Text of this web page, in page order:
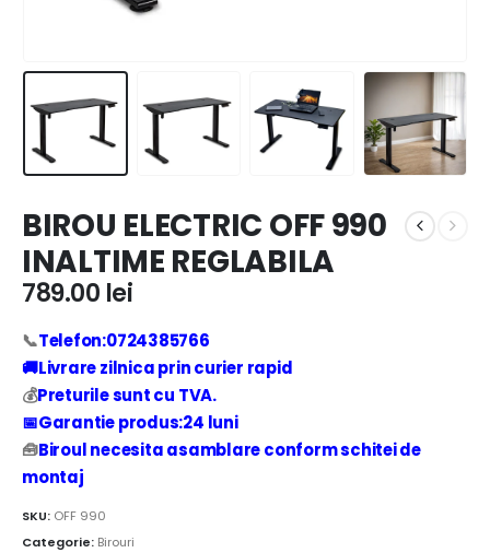
BIROU ELECTRIC OFF 990
INALTIME REGLABILA
789.00 lei
📞Telefon:0724385766
🚚Livrare zilnica prin curier rapid
💰Preturile sunt cu TVA.
📅Garantie produs:24 luni
🧰Biroul necesita asamblare conform schitei de
montaj
SKU: OFF 990
Categorie: Birouri